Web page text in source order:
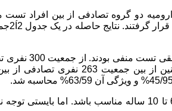
دو گروه تصادفی از بین افراد تست
گرفتند. نتایج حاصله در یک جدول 2
در طی برنامه غربالگری از بین 55551 نفر کودک 2955 نفر (3/
از بین تست مثبت‌ها 126 نفر بیمار واقعی و 174 نفر سالم واقعی تشخیص داده شدند، همچنین از
به نظر می‌رسد حساسیت تست جهت غربالگری این بیماری در کودکان 6 تا 10 ساله مناسب باشد. اما